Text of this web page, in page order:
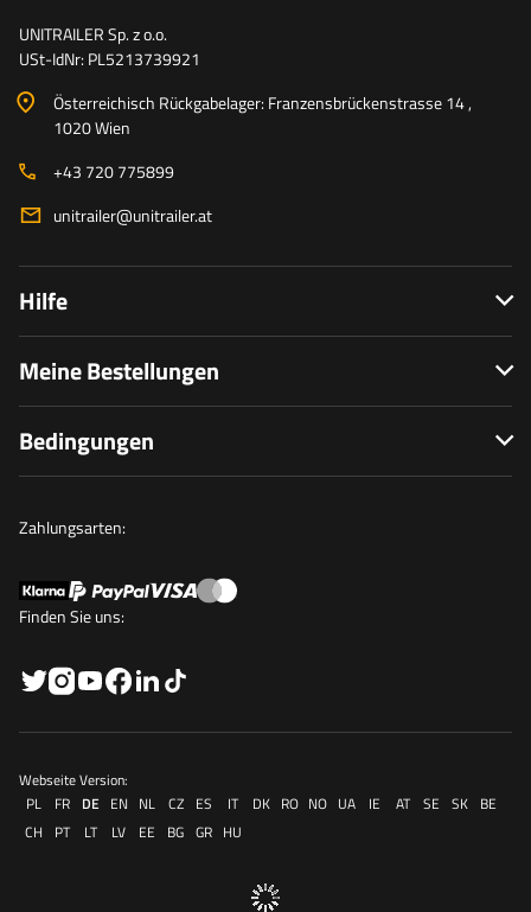
UNITRAILER Sp. z o.o.
USt-IdNr: PL5213739921
Österreichisch Rückgabelager: Franzensbrückenstrasse 14 ,
1020 Wien
+43 720 775899
unitrailer@unitrailer.at
Hilfe
Meine Bestellungen
Bedingungen
Zahlungsarten:
Finden Sie uns:
Webseite Version:
PL
FR DE EN NL CZ ES IT DK RO NO UA IE AT SE SK BE
CH
PT LT LV EE BG GR HU